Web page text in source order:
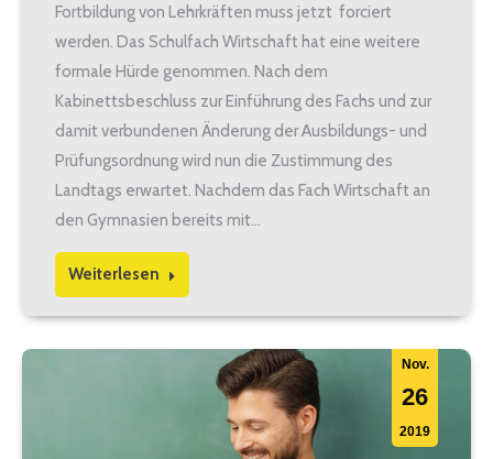
Fortbildung von Lehrkräften muss jetzt forciert
werden. Das Schulfach Wirtschaft hat eine weitere
formale Hürde genommen. Nach dem
Kabinettsbeschluss zur Einführung des Fachs und zur
damit verbundenen Änderung der Ausbildungs- und
Prüfungsordnung wird nun die Zustimmung des
Landtags erwartet. Nachdem das Fach Wirtschaft an
den Gymnasien bereits mit…
Weiterlesen
Nov.
26
2019